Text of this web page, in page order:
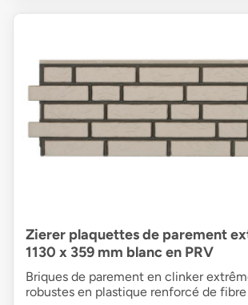
Zierer plaquettes de parement
1130 x 359 mm blanc en PRV
Briques de parement en clinker
robustes en plastique renforcé de